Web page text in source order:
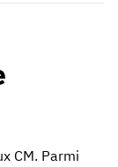
CM. Parmi